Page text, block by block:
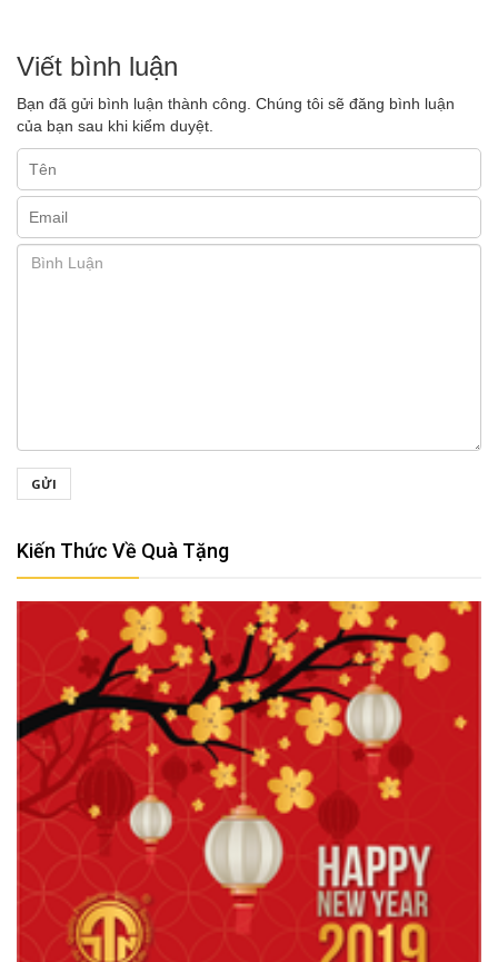
Viết bình luận
Bạn đã gửi bình luận thành công. Chúng tôi sẽ đăng bình luận
của bạn sau khi kiểm duyệt.
GỬI
Kiến Thức Về Quà Tặng